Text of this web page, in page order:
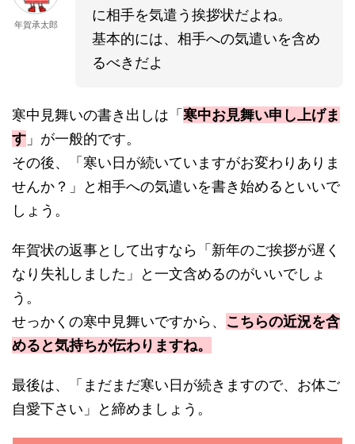
年賀承太郎
に相手を気遣う挨拶状だよね。
基本的には、相手への気遣いを含め
るべきだよ
寒中見舞いの書き出しは「 寒中お見舞い申し上げま
す 」が一般的です。
その後、「寒い日が続いていますがお変わりありま
せんか？」と相手への気遣いを書き始めるといいで
しょう。
年賀状の返事として出すなら「新年のご挨拶が遅く
なり失礼しました」と一文含めるのがいいでしょ
う。
せっかくの寒中見舞いですから、 こちらの近況を含
めると気持ちが伝わりますね。
最後は、「まだまだ寒い日が続きますので、お体ご
自愛下さい」と締めましょう。